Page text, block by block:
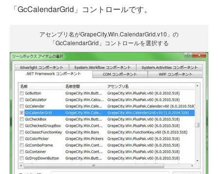
「GcCalendarGrid」コントロールです。
アセンブリ名がGrapeCity.Win.CalendarGrid.v10」の
「GcCalendarGrid」コントロールを選択する